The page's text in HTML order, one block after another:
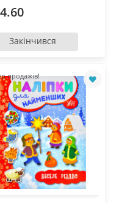
Закінчився
продажів!